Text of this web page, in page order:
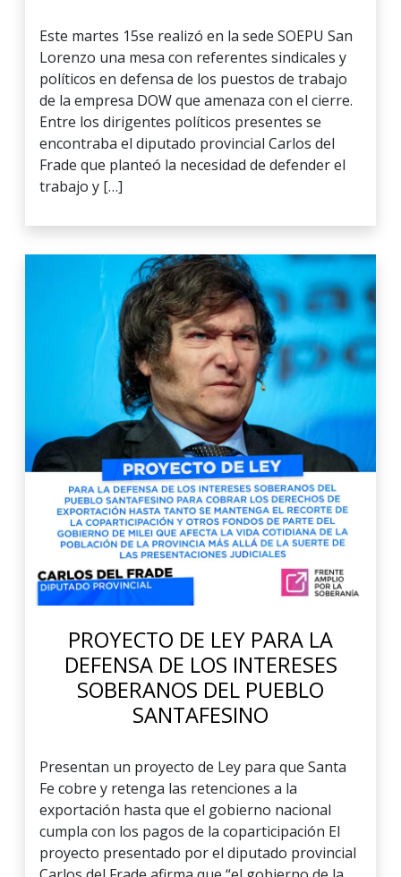
Este martes 15se realizó en la sede SOEPU San
Lorenzo una mesa con referentes sindicales y
políticos en defensa de los puestos de trabajo
de la empresa DOW que amenaza con el cierre.
Entre los dirigentes políticos presentes se
encontraba el diputado provincial Carlos del
Frade que planteó la necesidad de defender el
trabajo y […]
PROYECTO DE LEY PARA LA
DEFENSA DE LOS INTERESES
SOBERANOS DEL PUEBLO
SANTAFESINO
Presentan un proyecto de Ley para que Santa
Fe cobre y retenga las retenciones a la
exportación hasta que el gobierno nacional
cumpla con los pagos de la coparticipación El
proyecto presentado por el diputado provincial